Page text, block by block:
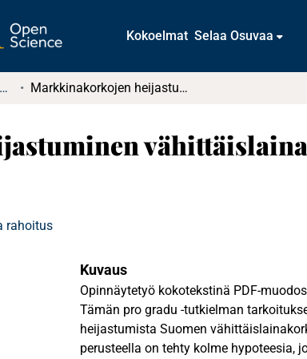
Kokoelmat Selaa Osuvaa
Pro gradu -tutkielmat ja diplomityöt (rajattu saatavuus) Markkinakorkojen heijastuminen vähittäislainakorkoihin Suomessa vuosina 1999–2007
rahoitus
Kuvaus
Opinnäytetyö kokotekstinä PDF-
Tämän pro gradu -tutkielman
heijastumista Suomen
perusteella on tehty kolme hypoteesia,